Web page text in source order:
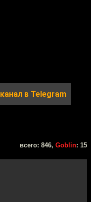
канал в Telegram
всего: 846, Goblin: 15